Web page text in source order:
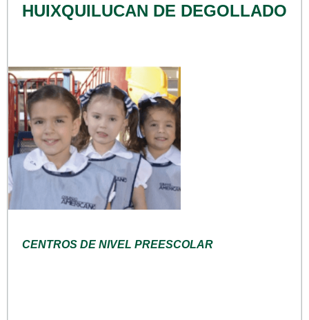
HUIXQUILUCAN DE DEGOLLADO
CENTROS DE NIVEL PREESCOLAR